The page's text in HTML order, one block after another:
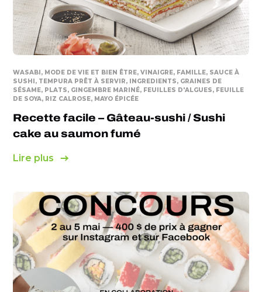
WASABI, MODE DE VIE ET BIEN ÊTRE, VINAIGRE, FAMILLE, SAUCE À
SUSHI, TEMPURA PRÊT À SERVIR, INGREDIENTS, GRAINES DE
SÉSAME, PLATS, GINGEMBRE MARINÉ, FEUILLES D'ALGUES, FEUILLE
DE SOYA, RIZ CALROSE, MAYO ÉPICÉE
Recette facile – Gâteau-sushi / Sushi
cake au saumon fumé
Lire plus